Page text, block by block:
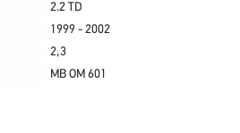
2.2 TD
1999 - 2002
2,3
MB OM 601